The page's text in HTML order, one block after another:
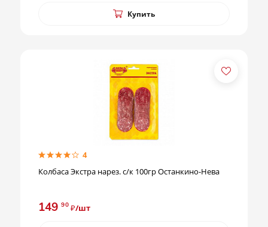
Купить
4
Колбаса Экстра нарез. с/к 100гр Останкино-Нева
149 90 ₽/шт